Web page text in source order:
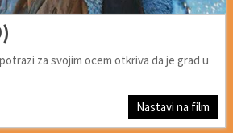
za svojim ocem otkriva da je grad u
Nastavi na film